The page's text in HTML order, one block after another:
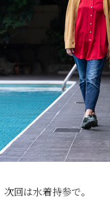
回は水着持参で。